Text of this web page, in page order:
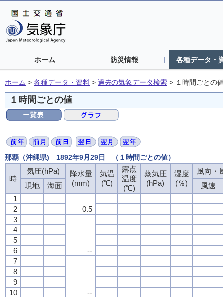
ホーム 防災情報 各種データ・
ホーム > 各種データ・資料 > 過去の気象データ検索 > １時間ごとの
１時間ごとの値
那覇（沖縄県) 1892年9月29日 （１時間ごとの値）
時
気圧(hPa)
降水量
(mm)
気温
(℃)
露点
温度
(℃)
蒸気圧
(hPa)
湿度
(％)
風向・
現地
海面
風速
1
0.5
2
3
--
4
5
6
7
--
8
9
10
時
気圧(hPa)
降水量
(mm)
気温
(℃)
露点
温度
(℃)
蒸気圧
(hPa)
湿度
(％)
風向・
現地
海面
風速
1
0.5
2
3
--
4
5
6
7
--
8
9
10
時
気圧(hPa)
降水量
(mm)
気温
(℃)
露点
温度
(℃)
蒸気圧
(hPa)
湿度
(％)
風向・
現地
海面
風速
1
0.5
2
3
--
4
5
6
7
--
8
9
10
時
気圧(hPa)
降水量
(mm)
気温
(℃)
露点
温度
(℃)
蒸気圧
(hPa)
湿度
(％)
風向・
現地
海面
風速
1
0.5
2
3
--
4
5
6
7
--
8
9
10